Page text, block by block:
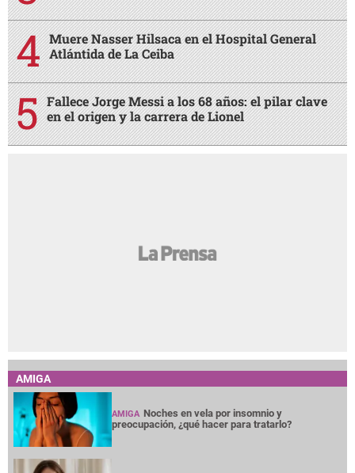
Muere Nasser Hilsaca en el Hospital General
Atlántida de La Ceiba
Fallece Jorge Messi a los 68 años: el pilar clave
en el origen y la carrera de Lionel
AMIGA
AMIGA Noches en vela por insomnio y
preocupación, ¿qué hacer para tratarlo?